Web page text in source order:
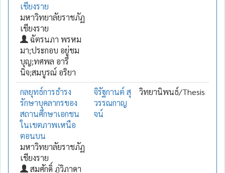
เชียงราย
มหาวิทยาลัยราชภัฏ
เชียงราย
ฉัตรนภา พรหม
มา;ประกอบ อยู่ชม
บุญ;ทศพล อารี
นิจ;สมบูรณ์ อริยา
กลยุทธ์การธำรง
รักษาบุคลากรของ
สถานศึกษาเอกชน
ในเขตภาพเหนือ
ตอนบน
มหาวิทยาลัยราชภัฏ
เชียงราย
สมศักดิ์ ภู่วิภาดา
จิรัฐกานต์ สุ
วรรณกาญ
จน์
วิทยานิพนธ์/Thesis